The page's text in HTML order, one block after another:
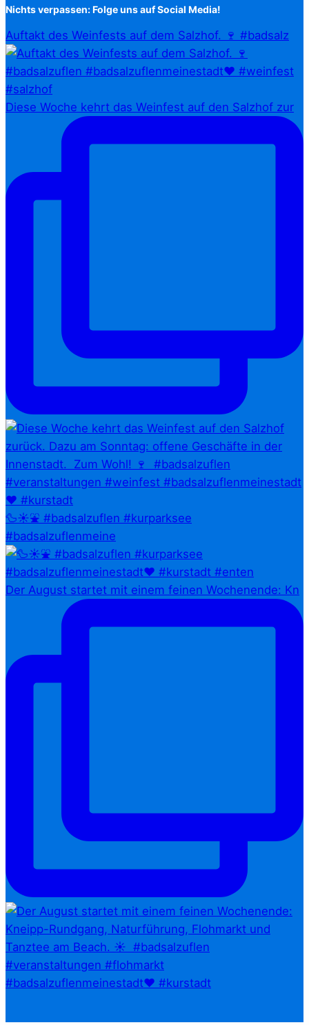
Nichts verpassen: Folge uns auf Social Media!
Auftakt des Weinfests auf dem Salzhof. 🍷 #badsalz
Diese Woche kehrt das Weinfest auf den Salzhof zur
🦆☀️⛲ #badsalzuflen #kurparksee
#badsalzuflenmeine
Der August startet mit einem feinen Wochenende: Kn